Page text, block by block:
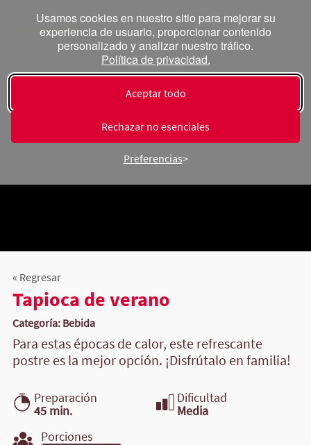
Usamos cookies en nuestro sitio para mejorar su
experiencia de usuario, proporcionar contenido
personalizado y analizar nuestro tráfico.
Política de privacidad.
Aceptar todo
Rechazar no esenciales
Preferencias
« Regresar
Tapioca de verano
Categoría: Bebida
Para estas épocas de calor, este refrescante
postre es la mejor opción. ¡Disfrútalo en familia!
Preparación
45 min.
Dificultad
Media
Porciones